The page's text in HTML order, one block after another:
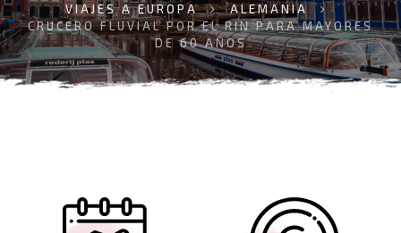
VIAJES A EUROPA
ALEMANIA
CRUCERO FLUVIAL POR EL RIN PARA MAYORES
DE 60 AÑOS